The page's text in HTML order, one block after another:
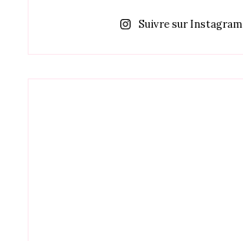
Suivre sur Instagram